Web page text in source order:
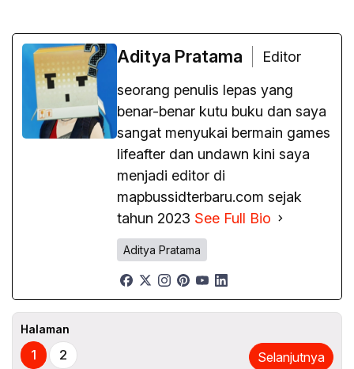
Aditya Pratama
Editor
seorang penulis lepas yang
benar-benar kutu buku dan saya
sangat menyukai bermain games
lifeafter dan undawn kini saya
menjadi editor di
mapbussidterbaru.com sejak
tahun 2023 See Full Bio
Aditya Pratama
Halaman
1 2 Selanjutnya